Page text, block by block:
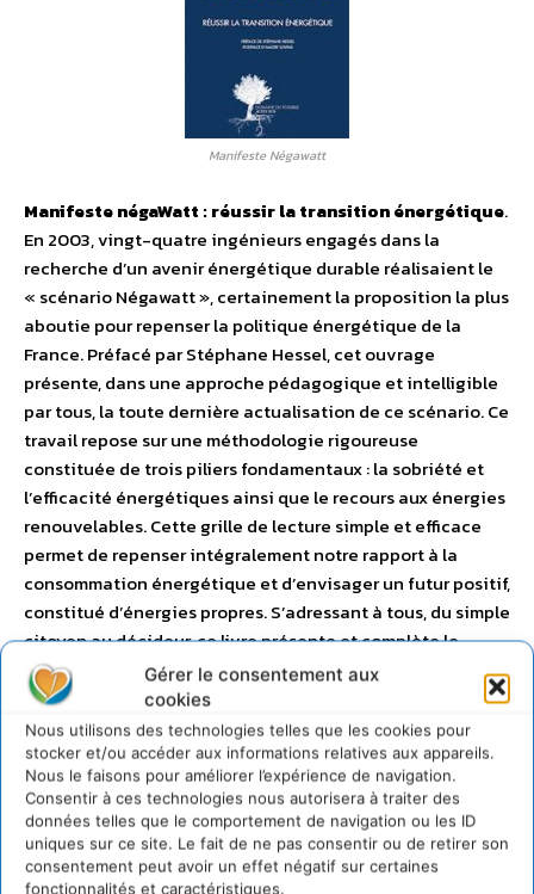
Gérer le consentement aux
cookies
Nous utilisons des technologies telles que les cookies pour
stocker et/ou accéder aux informations relatives aux appareils.
Nous le faisons pour améliorer l’expérience de navigation.
Consentir à ces technologies nous autorisera à traiter des
données telles que le comportement de navigation ou les ID
uniques sur ce site. Le fait de ne pas consentir ou de retirer son
consentement peut avoir un effet négatif sur certaines
fonctionnalités et caractéristiques.
Manifeste Négawatt
Manifeste négaWatt : réussir la transition énergétique.
En 2003, vingt-quatre ingénieurs engagés dans la
recherche d’un avenir énergétique durable réalisaient le
« scénario Négawatt », certainement la proposition la plus
aboutie pour repenser la politique énergétique de la
France. Préfacé par Stéphane Hessel, cet ouvrage
présente, dans une approche pédagogique et intelligible
par tous, la toute dernière actualisation de ce scénario. Ce
travail repose sur une méthodologie rigoureuse
constituée de trois piliers fondamentaux : la sobriété et
l’efficacité énergétiques ainsi que le recours aux énergies
renouvelables. Cette grille de lecture simple et efficace
permet de repenser intégralement notre rapport à la
consommation énergétique et d’envisager un futur positif,
constitué d’énergies propres. S’adressant à tous, du simple
citoyen au décideur, ce livre présente et complète le
scénario négaWatt 2011 par une réflexion prospective, à
l’horizon 2050, riche d’idées décapantes et de mesures
opérationnelles. Pour en savoir plus, lire notre article.